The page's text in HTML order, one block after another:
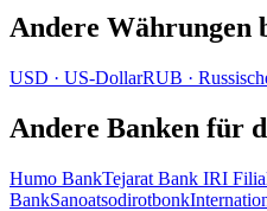
Andere Währungen
USD · US‑DollarRUB ·
Andere Banken für
Humo BankTejarat Bank IRI
BankSanoatsodirotbonk